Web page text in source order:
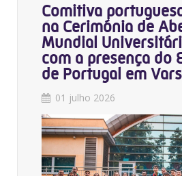
Comitiva
na Cerimónia de
Mundial
com a presença do
de Portugal em
01 julho 2026